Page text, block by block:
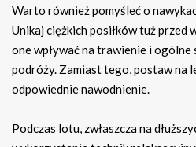
Warto również pomyśleć o
Unikaj ciężkich posiłków tuż przed
one wpływać na trawienie i ogólne
podróży. Zamiast tego, postaw na
odpowiednie nawodnienie.
Podczas lotu, zwłaszcza na